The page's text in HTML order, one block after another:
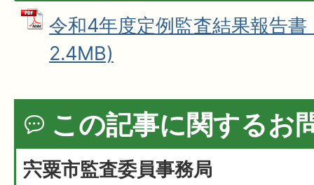
令和4年度定例監査結果報告
2.4MB)
この記事に関するお
宍粟市監査委員事務局